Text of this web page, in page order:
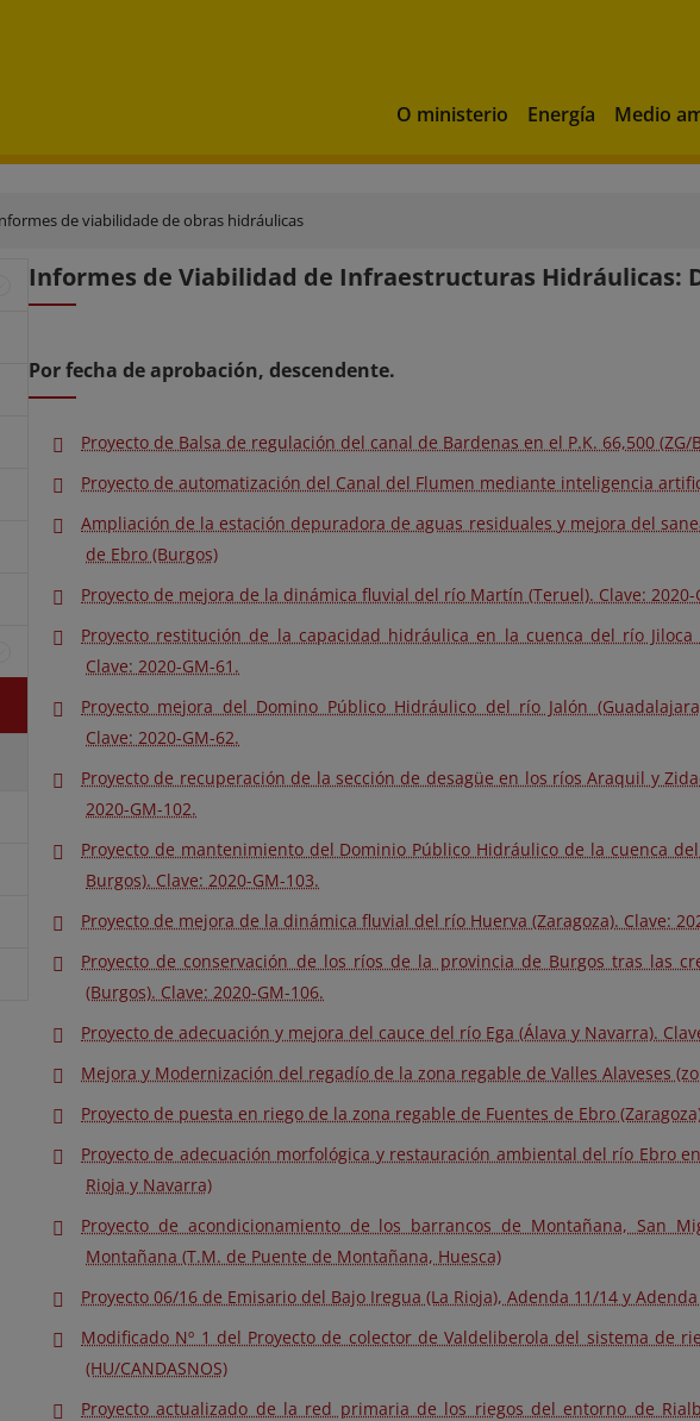
O ministerio Energía Medio
de viabilidade de obras hidráulicas
Informes de Viabilidad de Infraestructuras Hidráulicas:
Por fecha de aprobación, descendente.
Proyecto de Balsa de regulación del canal de Bardenas en el P.K. 66,500 (ZG/
Proyecto de automatización del Canal del Flumen mediante inteligencia
Ampliación de la estación depuradora de aguas residuales y mejora del
de Ebro (Burgos)
Proyecto de mejora de la dinámica fluvial del río Martín (Teruel). Clave: 2020-
Proyecto restitución de la capacidad hidráulica en la cuenca del río Jiloca
Clave: 2020-GM-61.
Proyecto mejora del Domino Público Hidráulico del río Jalón
Clave: 2020-GM-62.
Proyecto de recuperación de la sección de desagüe en los ríos Araquil y
2020-GM-102.
Proyecto de mantenimiento del Dominio Público Hidráulico de la cuenca
Burgos). Clave: 2020-GM-103.
Proyecto de mejora de la dinámica fluvial del río Huerva (Zaragoza). Clave:
Proyecto de conservación de los ríos de la provincia de Burgos tras las
(Burgos). Clave: 2020-GM-106.
Proyecto de adecuación y mejora del cauce del río Ega (Álava y Navarra).
Mejora y Modernización del regadío de la zona regable de Valles Alaveses
Proyecto de puesta en riego de la zona regable de Fuentes de Ebro
Proyecto de adecuación morfológica y restauración ambiental del río Ebro
Rioja y Navarra)
Proyecto de acondicionamiento de los barrancos de Montañana, San
Montañana (T.M. de Puente de Montañana, Huesca)
Proyecto 06/16 de Emisario del Bajo Iregua (La Rioja), Adenda 11/14 y
Modificado Nº 1 del Proyecto de colector de Valdeliberola del sistema de
(HU/CANDASNOS)
Proyecto actualizado de la red primaria de los riegos del entorno de